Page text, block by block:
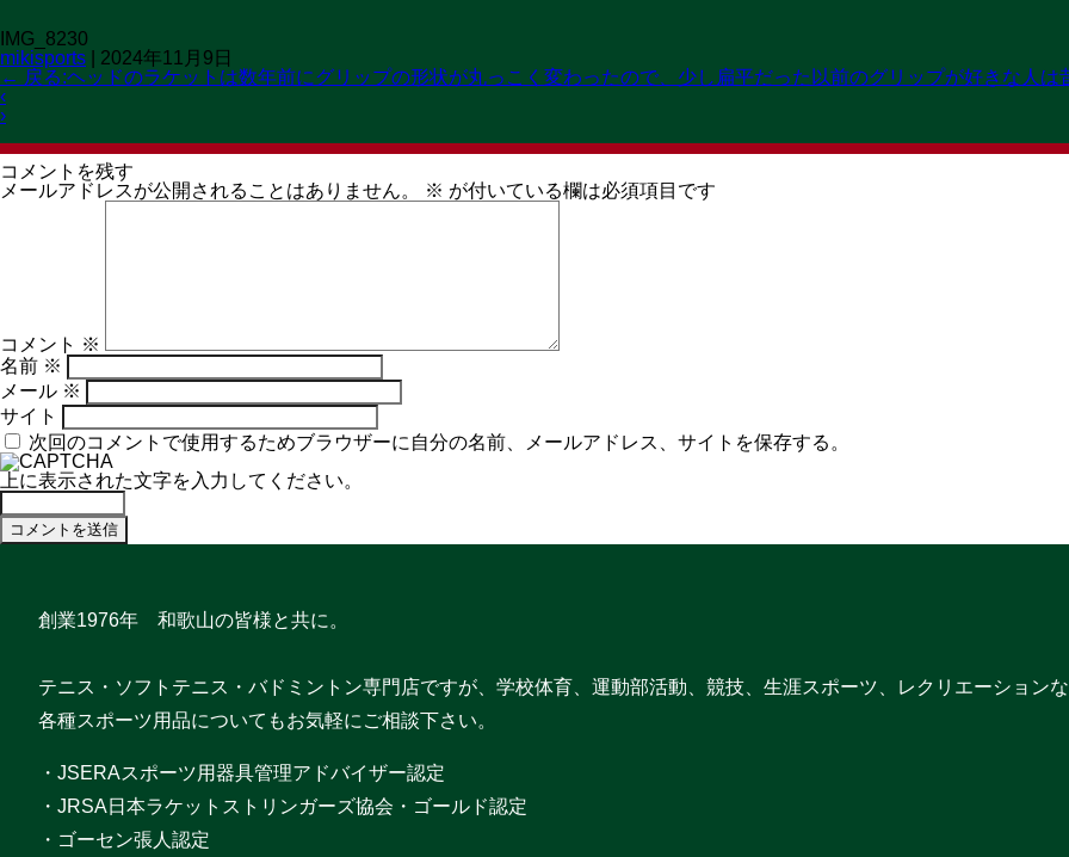
STRING GOODS EVENT GREETING about MAP
OPEN
CLOSED 火曜日
IMG_8230
mikisports
2024年11月9日
← 戻る:ヘッドのラケットは数年前にグリップの形状が丸っこく変わったので、少し扁平だった以前のグリップが好きな人
‹
›
コメントを残す
メールアドレスが公開されることはありません。
※ が付いている欄は必須項目です
コメント ※
名前 ※
メール ※
サイト
次回のコメントで使用するためブラウザーに自分の名前、メールアドレス、サイトを保存する。
上に表示された文字を入力してください。
創業1976年 和歌山の皆様と共に。
テニス・ソフトテニス・バドミントン専門店ですが、学校体育、運動部活動、競技、生涯スポーツ、レクリエーション
各種スポーツ用品についてもお気軽にご相談下さい。
・JSERAスポーツ用器具管理アドバイザー認定
・JRSA日本ラケットストリンガーズ協会・ゴールド認定
・ゴーセン張人認定